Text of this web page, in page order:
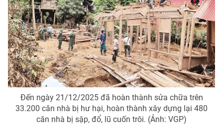
Phim VTV
Hậu trường
Nhân vật
Khán giả
Giải sao mai
Giải trí
Điện ảnh
Âm nhạc
Sao
Đời sống
Du lịch
Làm đẹp
Chất lượng cuộc sống
Giáo dục
Tuyển sinh
Học trực tuyến
Công nghệ
Hitech Công nghệ tương lai
Đến ngày 21/12/2025 đã hoàn thành sửa chữa trên
33.200 căn nhà bị hư hại, hoàn thành xây dựng lại 480
căn nhà bị sập, đổ, lũ cuốn trôi. (Ảnh: VGP)